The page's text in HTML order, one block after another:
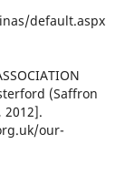
default.aspx
(Saffron
2012].
our-